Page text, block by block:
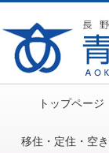
トップページ
移住・定住・空